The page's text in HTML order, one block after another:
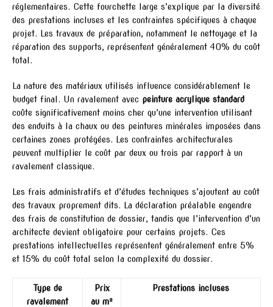
réglementaires. Cette fourchette large s’explique par la diversité
des prestations incluses et les contraintes spécifiques à chaque
projet. Les travaux de préparation, notamment le nettoyage et la
réparation des supports, représentent généralement 40% du coût
total.
La nature des matériaux utilisés influence considérablement le
budget final. Un ravalement avec peinture acrylique standard
coûte significativement moins cher qu’une intervention utilisant
des enduits à la chaux ou des peintures minérales imposées dans
certaines zones protégées. Les contraintes architecturales
peuvent multiplier le coût par deux ou trois par rapport à un
ravalement classique.
Les frais administratifs et d’études techniques s’ajoutent au coût
des travaux proprement dits. La déclaration préalable engendre
des frais de constitution de dossier, tandis que l’intervention d’un
architecte devient obligatoire pour certains projets. Ces
prestations intellectuelles représentent généralement entre 5%
et 15% du coût total selon la complexité du dossier.
Type de
ravalement
Prix
au m²
Prestations incluses